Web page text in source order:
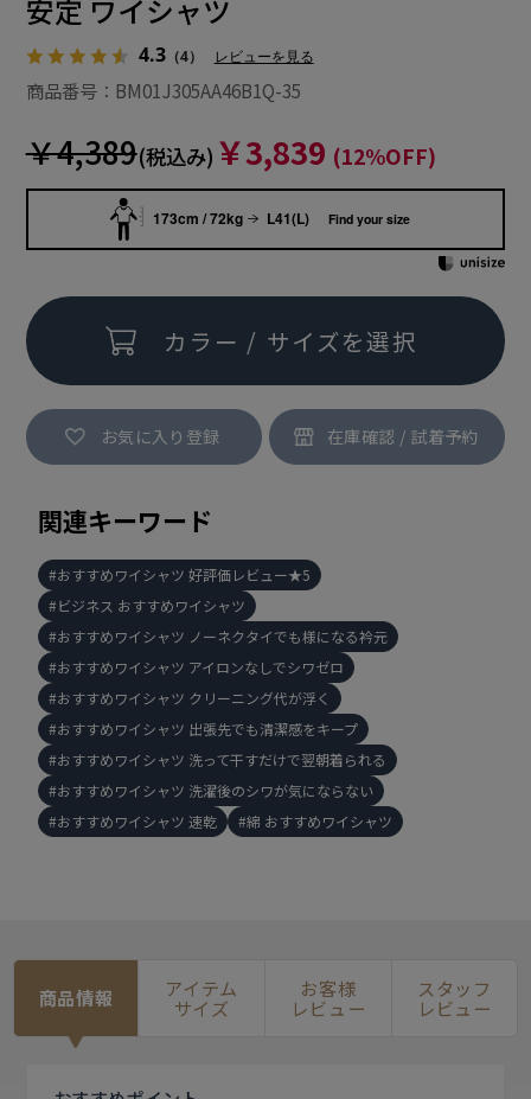
安定 ワイシャツ
4.3（4） レビューを見る
商品番号：BM01J305AA46B1Q-35
￥4,389(税込み) ￥3,839 (12%OFF)
173cm / 72kg L41(L) Find your size
カラー / サイズを選択
お気に入り登録
関連キーワード
おすすめワイシャツ 好評価レビュー★5
ビジネス おすすめワイシャツ
おすすめワイシャツ ノーネクタイでも様になる衿元
おすすめワイシャツ アイロンなしでシワゼロ
おすすめワイシャツ クリーニング代が浮く
おすすめワイシャツ 出張先でも清潔感をキープ
おすすめワイシャツ 洗って干すだけで翌朝着られる
おすすめワイシャツ 洗濯後のシワが気にならない
おすすめワイシャツ 速乾
綿 おすすめワイシャツ
商品情報 アイテム
サイズ
お客様
レビュー
スタッフ
レビュー